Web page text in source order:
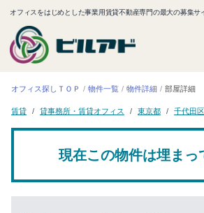
オフィスをはじめとした事業用賃貸不動産専門の最大の募集サ
オフィス探しＴＯＰ 物件一覧 物件詳細 部屋詳細
賃貸 貸事務所・賃貸オフィス 東京都 千代田区
現在この物件は埋まっ